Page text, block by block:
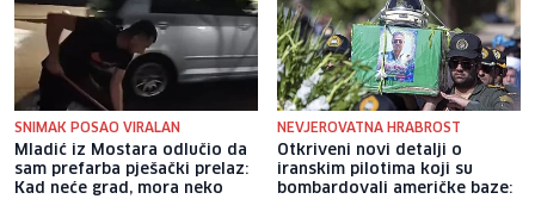
SNIMAK POSAO VIRALAN
Mladić iz Mostara odlučio da
sam prefarba pješački prelaz:
Kad neće grad, mora neko
NEVJEROVATNA HRABROST
Otkriveni novi detalji o
iranskim pilotima koji su
bombardovali američke baze: